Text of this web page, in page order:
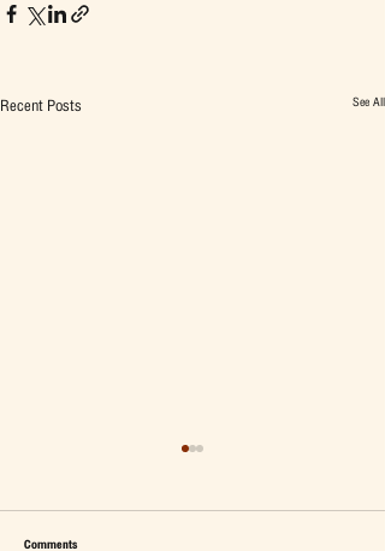
Recent Posts See All
Comments